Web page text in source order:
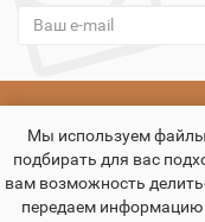
Мы используем
подбирать для вас
вам возможность
передаем информацию